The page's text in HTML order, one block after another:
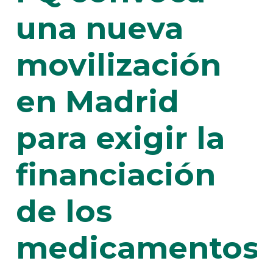
una nueva
movilización
en Madrid
para exigir la
financiación
de los
medicamentos